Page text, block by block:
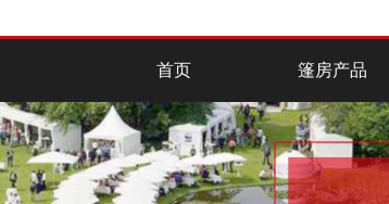
首页 篷房产品